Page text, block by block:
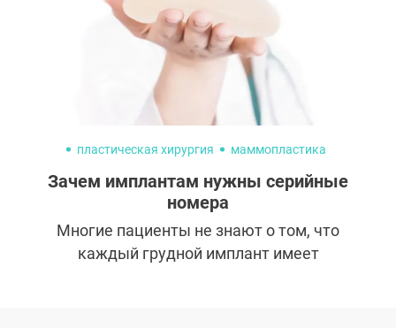
эластичность и упругость, буквально
отматывая время назад. Объясняем,
почему эту процедуру стоит попробовать
хотя бы раз.
пластическая хирургия маммопластика
Зачем имплантам нужны серийные
номера
Многие пациенты не знают о том, что
каждый грудной имплант имеет